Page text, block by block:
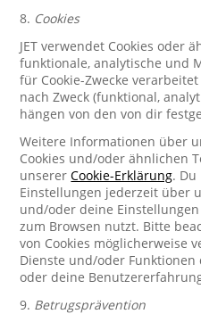
8. Cookies
JET verwendet Cookies oder
funktionale, analytische und
für Cookie-Zwecke
nach Zweck (funktional,
hängen von den von dir
Weitere Informationen über
Cookies und/oder ähnlichen
unsererCookie-Erklärung. Du
Einstellungen jederzeit über
und/oder deine
zum Browsen nutzt. Bitte
von Cookies möglicherweise
Dienste und/oder
oder deine
9. Betrugsprävention